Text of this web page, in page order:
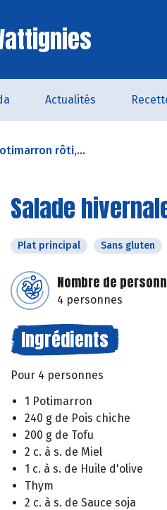
Actualités
rôti,...
Salade
Plat principal Sans gluten
Nombre de
4 personnes
Ingrédients
Pour 4 personnes
1 Potimarron
240 g de Pois chiche
200 g de Tofu
2 c. à s. de Miel
1 c. à s. de Huile d'olive
Thym
2 c. à s. de Sauce soja